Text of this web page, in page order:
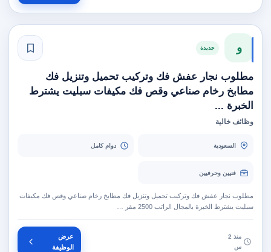
و جديدة
مطلوب نجار عفش فك وتركيب تحميل وتنزيل فك
مطابخ رخام صناعي وقص فك مكيفات سبليت يشترط
الخبرة ...
وظائف خالية
السعودية دوام كامل
فنيين وحرفيين
مطلوب نجار عفش فك وتركيب تحميل وتنزيل فك مطابخ رخام صناعي وقص فك مكيفات
سبليت يشترط الخبرة بالمجال الراتب 2500 مقر …
منذ 2
س
عرض
الوظيفة